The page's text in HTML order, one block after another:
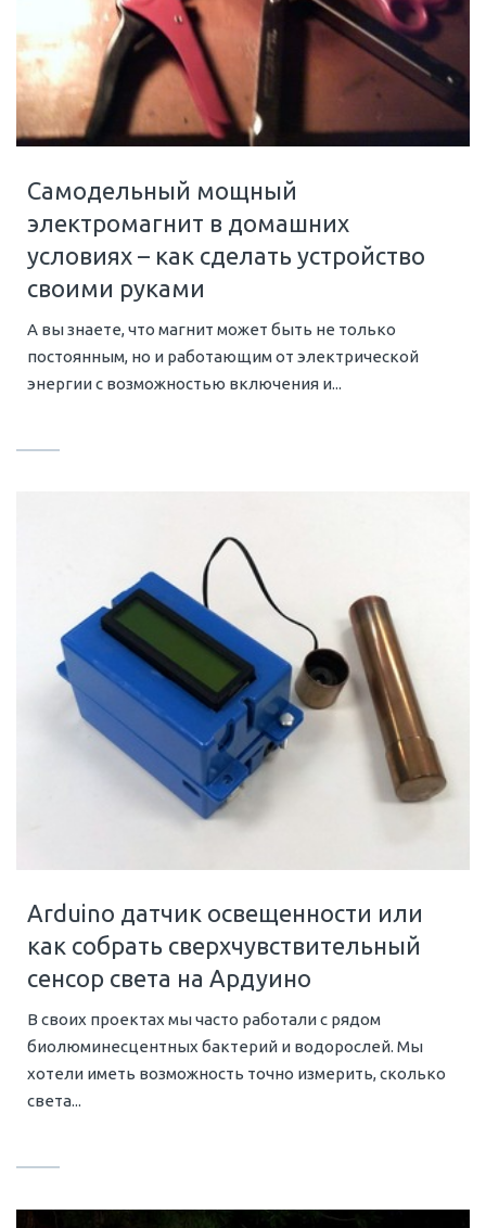
Самодельный мощный
электромагнит в домашних
условиях – как сделать устройство
своими руками
А вы знаете, что магнит может быть не только
постоянным, но и работающим от электрической
энергии с возможностью включения и...
Arduino датчик освещенности или
как собрать сверхчувствительный
сенсор света на Ардуино
В своих проектах мы часто работали с рядом
биолюминесцентных бактерий и водорослей. Мы
хотели иметь возможность точно измерить, сколько
света...